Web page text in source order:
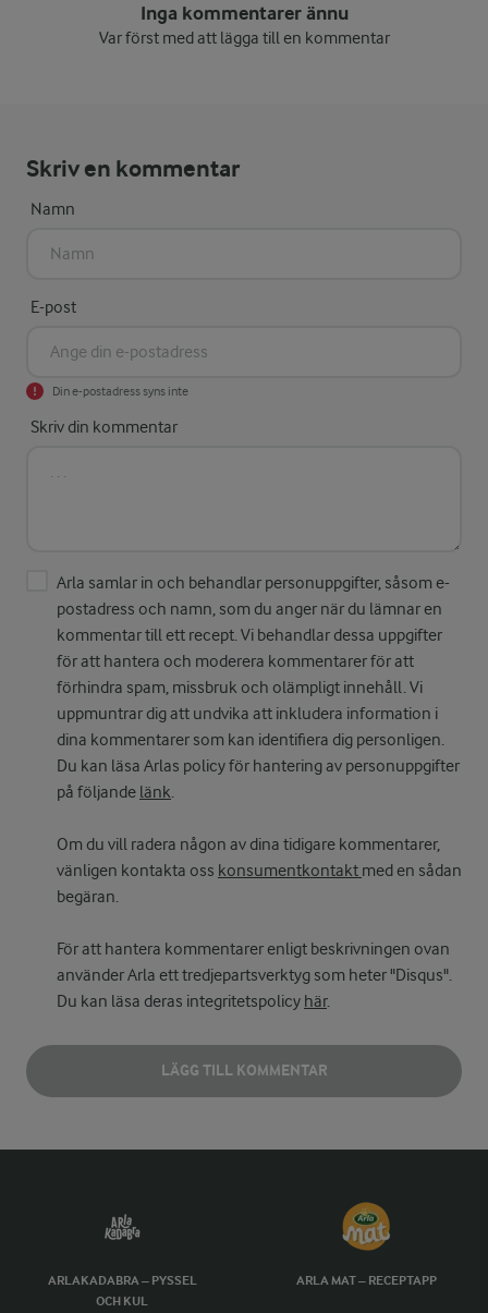
Inga kommentarer ännu
Var först med att lägga till en kommentar
Skriv en kommentar
Namn
E-post
Din e-postadress syns inte
Skriv din kommentar
Arla samlar in och behandlar personuppgifter, såsom e-
postadress och namn, som du anger när du lämnar en
kommentar till ett recept. Vi behandlar dessa uppgifter
för att hantera och moderera kommentarer för att
förhindra spam, missbruk och olämpligt innehåll. Vi
uppmuntrar dig att undvika att inkludera information i
dina kommentarer som kan identifiera dig personligen.
Du kan läsa Arlas policy för hantering av personuppgifter
på följande länk.
Om du vill radera någon av dina tidigare kommentarer,
vänligen kontakta oss konsumentkontakt med en sådan
begäran.
För att hantera kommentarer enligt beskrivningen ovan
använder Arla ett tredjepartsverktyg som heter "Disqus".
Du kan läsa deras integritetspolicy här.
LÄGG TILL KOMMENTAR
ARLAKADABRA – PYSSEL
OCH KUL
ARLA MAT – RECEPTAPP